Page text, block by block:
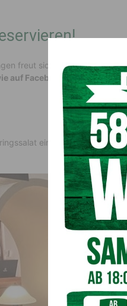
freut sich das Feierabend-
auf Facebook: https://
einfach einen Tag im